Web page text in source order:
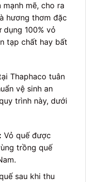
mẽ, cho ra
hương thơm đặc
100% vỏ
tạp chất hay bất
Thaphaco tuân
vệ sinh an
trình này, dưới
Vỏ quế được
trồng quế
sau khi thu